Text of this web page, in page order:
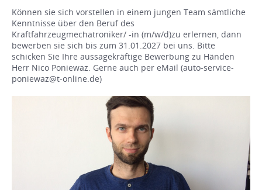
Können sie sich vorstellen in einem jungen Team sämtliche
Kenntnisse über den Beruf des
Kraftfahrzeugmechatroniker/ -in (m/w/d)zu erlernen, dann
bewerben sie sich bis zum 31.01.2027 bei uns. Bitte
schicken Sie Ihre aussagekräftige Bewerbung zu Händen
Herr Nico Poniewaz. Gerne auch per eMail (auto-service-
poniewaz@t-online.de)